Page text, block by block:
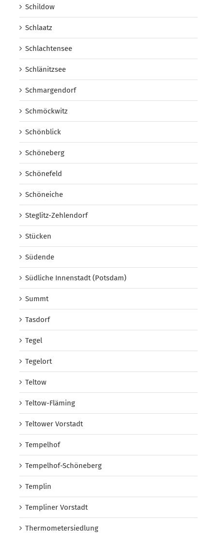
Schildow
Schlaatz
Schlachtensee
Schlänitzsee
Schmargendorf
Schmöckwitz
Schönblick
Schöneberg
Schönefeld
Schöneiche
Steglitz-Zehlendorf
Stücken
Südende
Südliche Innenstadt (Potsdam)
Summt
Tasdorf
Tegel
Tegelort
Teltow
Teltow-Fläming
Teltower Vorstadt
Tempelhof
Tempelhof-Schöneberg
Templin
Templiner Vorstadt
Thermometersiedlung